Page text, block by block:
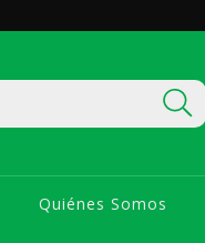
Quiénes Somos